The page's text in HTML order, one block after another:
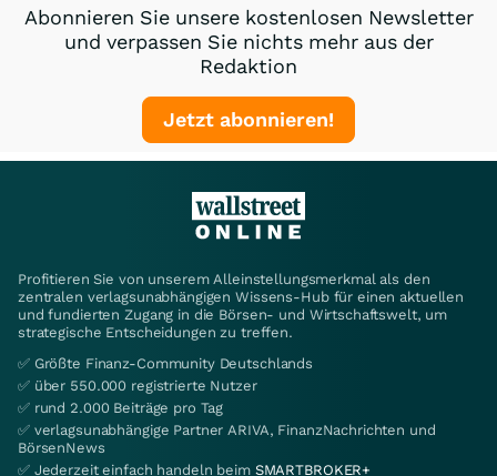
Abonnieren Sie unsere kostenlosen Newsletter
und verpassen Sie nichts mehr aus der
Redaktion
Jetzt abonnieren!
Profitieren Sie von unserem Alleinstellungsmerkmal als den
zentralen verlagsunabhängigen Wissens-Hub für einen aktuellen
und fundierten Zugang in die Börsen- und Wirtschaftswelt, um
strategische Entscheidungen zu treffen.
✅ Größte Finanz-Community Deutschlands
✅ über 550.000 registrierte Nutzer
✅ rund 2.000 Beiträge pro Tag
✅ verlagsunabhängige Partner ARIVA, FinanzNachrichten und
BörsenNews
✅ Jederzeit einfach handeln beim SMARTBROKER+